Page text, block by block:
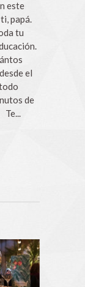
este
papá.
tu
el
de
Te...